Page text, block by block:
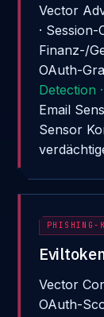
Vector
·
Finanz-/
OAuth-
Detection
Email
Sensor
PHISHING-
Vector
OAuth-